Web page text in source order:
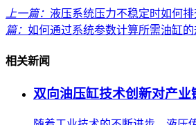
上一篇： 液压系统压力不稳定时如何排
篇： 如何通过系统参数计算所需油缸的
相关新闻
双向油压缸技术创新对产业